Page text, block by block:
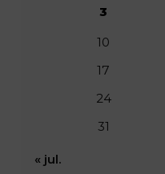
3
10
17
24
31
« jul.